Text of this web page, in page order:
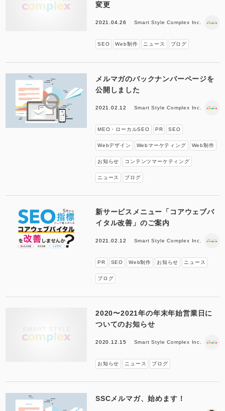
変更
2021.04.26 Smart Style Complex Inc.
SEO Web制作 ニュース ブログ
メルマガのバックナンバーページを
公開しました
2021.02.12 Smart Style Complex Inc.
MEO・ローカルSEO PR SEO
Webデザイン Webマーケティング Web制作
お知らせ コンテンツマーケティング
ニュース ブログ
新サービスメニュー「コアウェブバ
イタル改善」のご案内
2021.02.12 Smart Style Complex Inc.
PR SEO Web制作 お知らせ ニュース
ブログ
2020〜2021年の年末年始営業日に
ついてのお知らせ
2020.12.15 Smart Style Complex Inc.
お知らせ ニュース ブログ
SSCメルマガ、始めます！